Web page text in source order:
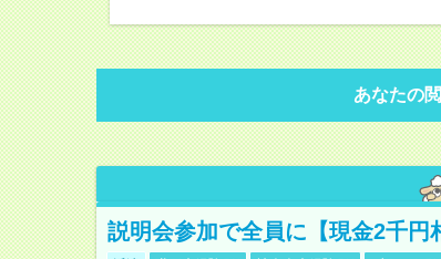
あなたの
説明会参加で全員に【現金2千